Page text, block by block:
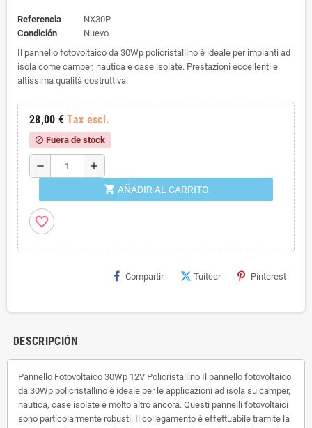
Referencia
NX30P
Condición
Nuevo
Il pannello fotovoltaico da 30Wp policristallino è ideale per impianti ad
isola come camper, nautica e case isolate. Prestazioni eccellenti e
altissima qualità costruttiva.
28,00 € Tax escl.
block Fuera de stock
remove add
shopping_cart AÑADIR AL CARRITO
favorite_border
Compartir Tuitear Pinterest
DESCRIPCIÓN
Pannello Fotovoltaico 30Wp 12V Policristallino Il pannello fotovoltaico
da 30Wp policristallino è ideale per le applicazioni ad isola su camper,
nautica, case isolate e molto altro ancora. Questi pannelli fotovoltaici
sono particolarmente robusti. Il collegamento è effettuabile tramite la